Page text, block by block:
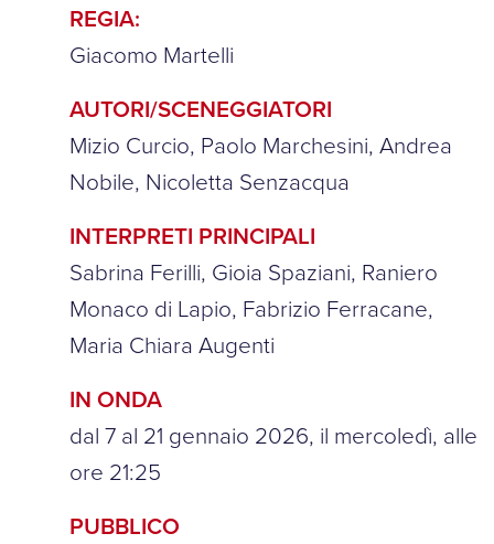
REGIA:
Giacomo Martelli
AUTORI/SCENEGGIATORI
Mizio Curcio, Paolo Marchesini, Andrea
Nobile, Nicoletta Senzacqua
INTERPRETI PRINCIPALI
Sabrina Ferilli, Gioia Spaziani, Raniero
Monaco di Lapio, Fabrizio Ferracane,
Maria Chiara Augenti
IN ONDA
dal 7 al 21 gennaio 2026, il mercoledì, alle
ore 21:25
PUBBLICO